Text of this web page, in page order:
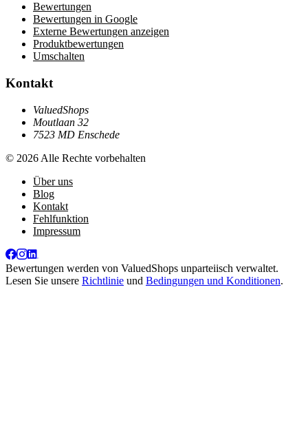
Bewertungen
Bewertungen in Google
Externe Bewertungen anzeigen
Produktbewertungen
Umschalten
Kontakt
ValuedShops
Moutlaan 32
7523 MD Enschede
© 2026 Alle Rechte vorbehalten
Über uns
Blog
Kontakt
Fehlfunktion
Impressum
Bewertungen werden von ValuedShops unparteiisch verwaltet.
Lesen Sie unsere Richtlinie und Bedingungen und Konditionen.